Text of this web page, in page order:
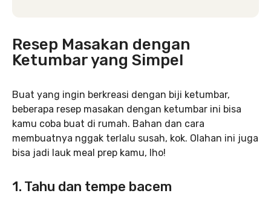
Resep Masakan dengan
Ketumbar yang Simpel
Buat yang ingin berkreasi dengan biji ketumbar,
beberapa resep masakan dengan ketumbar ini bisa
kamu coba buat di rumah. Bahan dan cara
membuatnya nggak terlalu susah, kok. Olahan ini juga
bisa jadi lauk meal prep kamu, lho!
1. Tahu dan tempe bacem